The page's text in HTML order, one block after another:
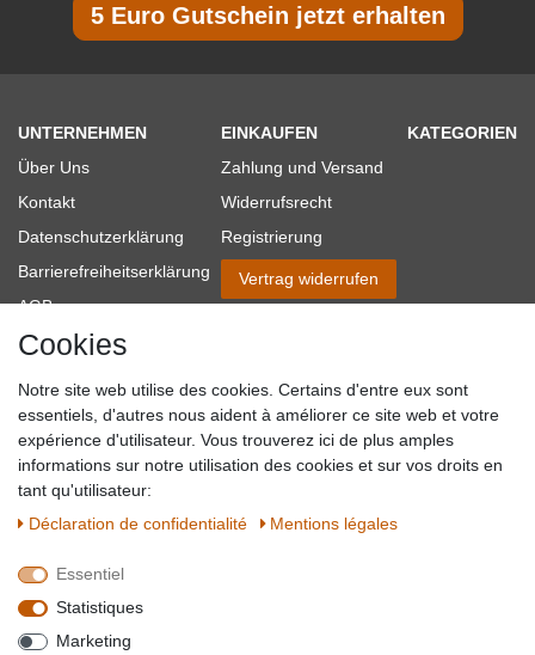
5 Euro Gutschein jetzt erhalten
UNTERNEHMEN
Über Uns
Kontakt
Datenschutzerklärung
Barrierefreiheitserklärung
AGB
Impressum
Blog
EINKAUFEN
Zahlung und Versand
Widerrufsrecht
Registrierung
Vertrag widerrufen
KATEGORIEN
SICHER EINKAUFEN
QUALITÄT
WIR AKZEPTIEREN
Cookies
Notre site web utilise des cookies. Certains d'entre eux sont
essentiels, d'autres nous aident à améliorer ce site web et votre
expérience d'utilisateur. Vous trouverez ici de plus amples
informations sur notre utilisation des cookies et sur vos droits en
tant qu'utilisateur:
Déclaration de confidentialité
Mentions légales
Essentiel
Statistiques
Marketing